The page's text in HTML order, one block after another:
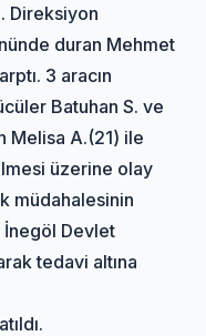
Direksiyon
duran Mehmet
3 aracın
Batuhan S. ve
Melisa A.(21) ile
üzerine olay
müdahalesinin
İnegöl Devlet
tedavi altına